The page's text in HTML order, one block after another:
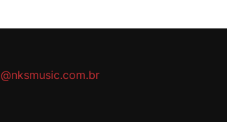
@nksmusic.com.br